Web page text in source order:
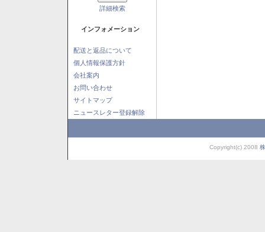
詳細検索
インフォメーション
配送と返品について
個人情報保護方針
会社案内
お問い合わせ
サイトマップ
ニュースレター登録解除
Copyright(c) 2008